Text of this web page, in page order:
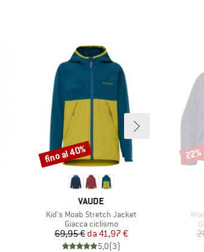
MARCHIO
VAUDE
Articolo
Kid's Moab Stretch Jacket
Gruppo di prodotti
Giacca ciclismo
Prezzo
69,95 € Prezzo ridotto
da 41,97 €
5,0(3)
Sconto
fino al 40% 22%